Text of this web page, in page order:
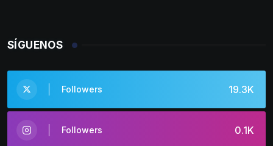
SÍGUENOS
19.3K
Followers
0.1K
Followers